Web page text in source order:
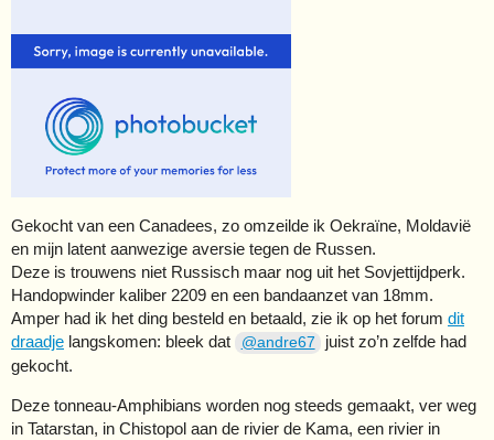
Gekocht van een Canadees, zo omzeilde ik Oekraïne, Moldavië
en mijn latent aanwezige aversie tegen de Russen.
Deze is trouwens niet Russisch maar nog uit het Sovjettijdperk.
Handopwinder kaliber 2209 en een bandaanzet van 18mm.
Amper had ik het ding besteld en betaald, zie ik op het forum dit
draadje langskomen: bleek dat @andre67
juist zo’n zelfde had
gekocht.
Deze tonneau-Amphibians worden nog steeds gemaakt, ver weg
in Tatarstan, in Chistopol aan de rivier de Kama, een rivier in